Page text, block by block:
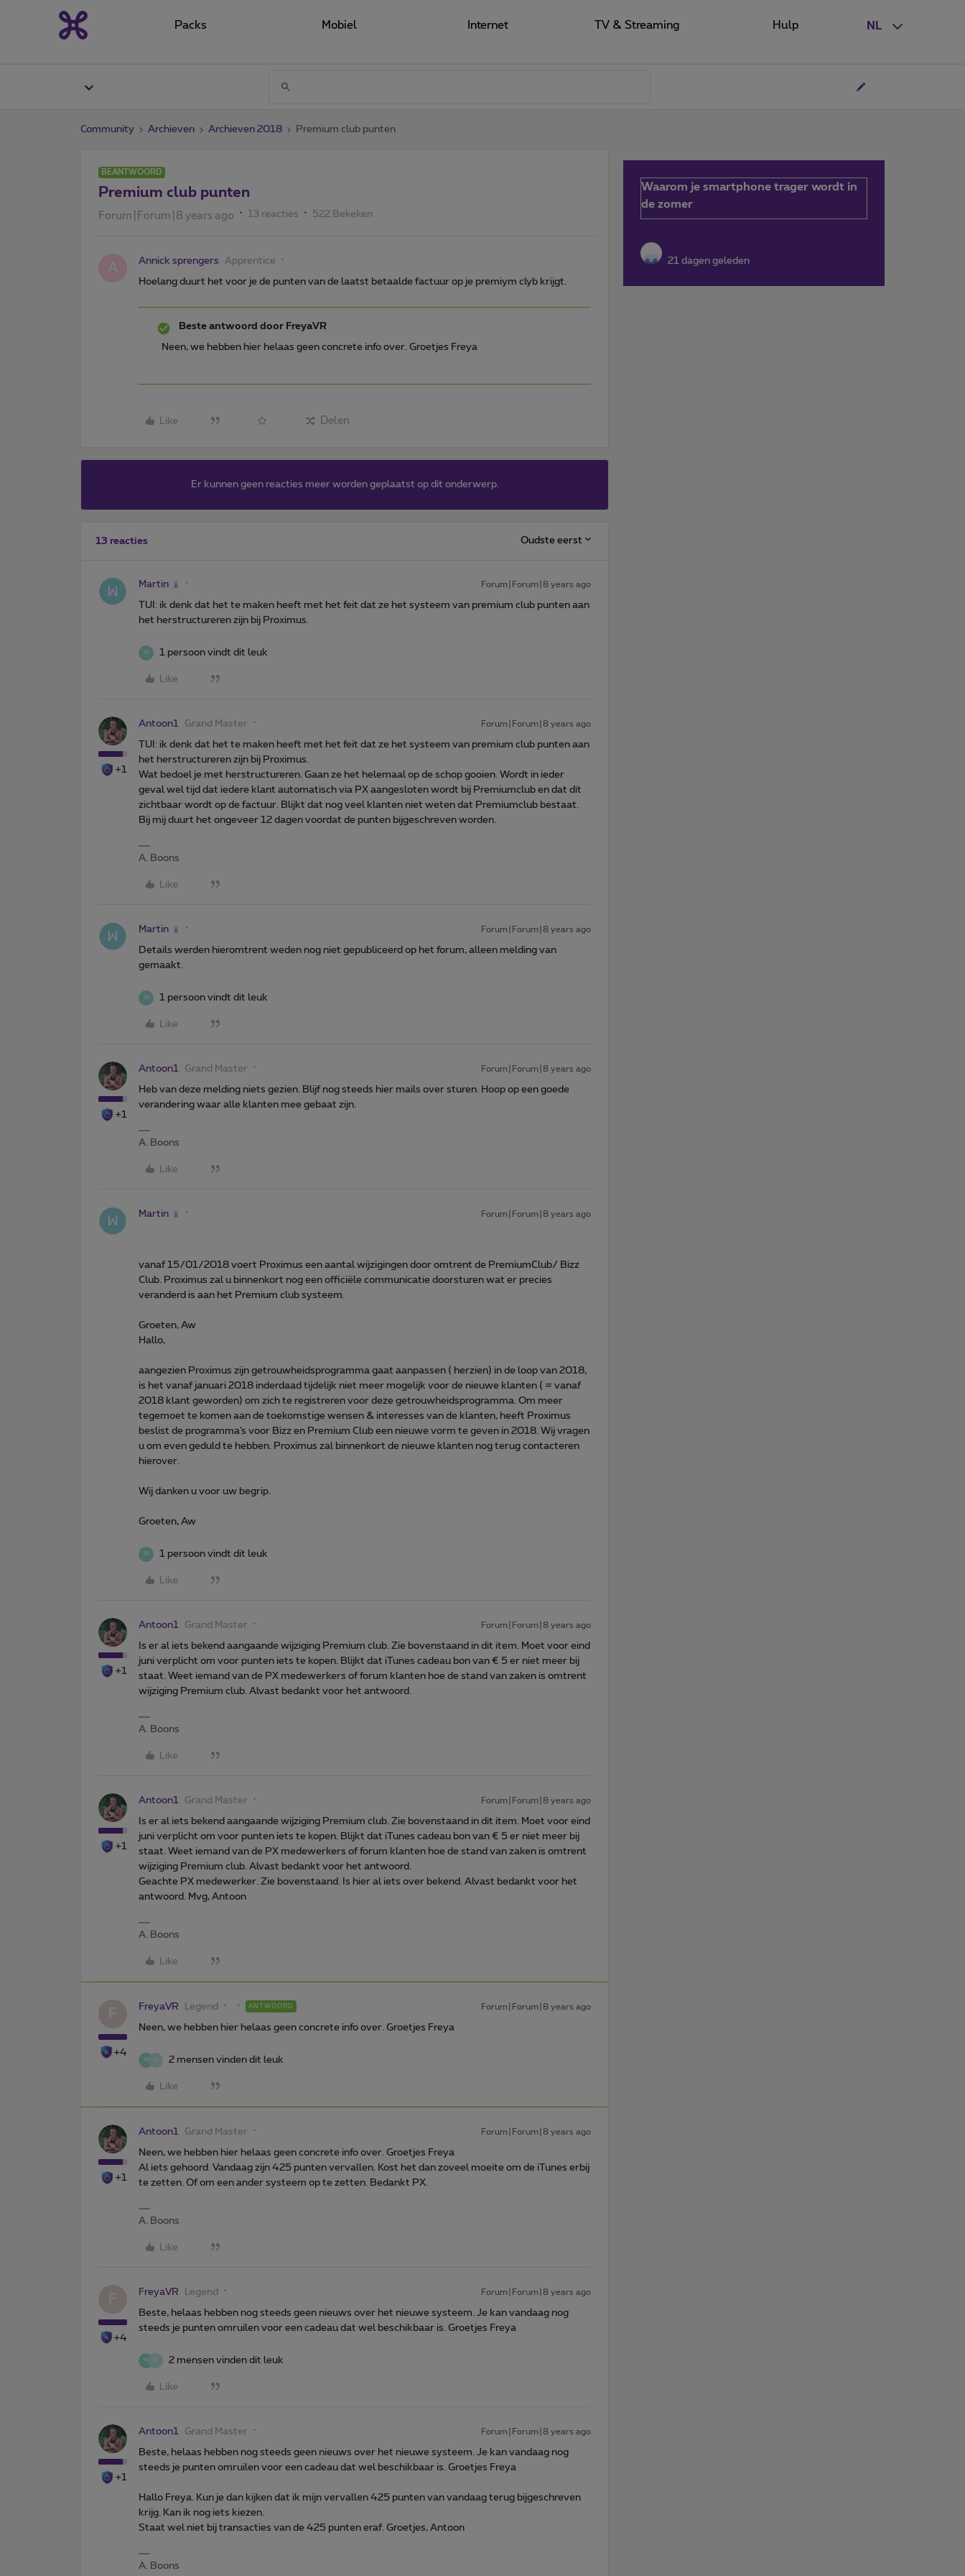
NL
Packs Mobiel Internet TV & Streaming Hulp
Community Archieven Archieven 2018 Premium club punten
BEANTWOORD
Premium club punten
Forum|Forum|8 years ago 13 reacties 522 Bekeken
A Annick sprengers Apprentice
Hoelang duurt het voor je de punten van de laatst betaalde factuur op je premiym clyb krijgt.
Beste antwoord door FreyaVR
Neen, we hebben hier helaas geen concrete info over. Groetjes Freya
Like Delen
Er kunnen geen reacties meer worden geplaatst op dit onderwerp.
13 reacties Oudste eerst
Martin Forum|Forum|8 years ago
TUI: ik denk dat het te maken heeft met het feit dat ze het systeem van premium club punten aan
het herstructureren zijn bij Proximus.
W 1 persoon vindt dit leuk
Like
+1
Antoon1 Grand Master Forum|Forum|8 years ago
TUI: ik denk dat het te maken heeft met het feit dat ze het systeem van premium club punten aan
het herstructureren zijn bij Proximus.
Wat bedoel je met herstructureren. Gaan ze het helemaal op de schop gooien. Wordt in ieder
geval wel tijd dat iedere klant automatisch via PX aangesloten wordt bij Premiumclub en dat dit
zichtbaar wordt op de factuur. Blijkt dat nog veel klanten niet weten dat Premiumclub bestaat.
Bij mij duurt het ongeveer 12 dagen voordat de punten bijgeschreven worden.
A. Boons
Like
Martin Forum|Forum|8 years ago
Details werden hieromtrent weden nog niet gepubliceerd op het forum, alleen melding van
gemaakt.
W 1 persoon vindt dit leuk
Like
+1
Antoon1 Grand Master Forum|Forum|8 years ago
Heb van deze melding niets gezien. Blijf nog steeds hier mails over sturen. Hoop op een goede
verandering waar alle klanten mee gebaat zijn.
A. Boons
Like
Martin Forum|Forum|8 years ago
vanaf 15/01/2018 voert Proximus een aantal wijzigingen door omtrent de PremiumClub/ Bizz
Club. Proximus zal u binnenkort nog een officiële communicatie doorsturen wat er precies
veranderd is aan het Premium club systeem.
Groeten, Aw
Hallo,
aangezien Proximus zijn getrouwheidsprogramma gaat aanpassen ( herzien) in de loop van 2018,
is het vanaf januari 2018 inderdaad tijdelijk niet meer mogelijk voor de nieuwe klanten ( = vanaf
2018 klant geworden) om zich te registreren voor deze getrouwheidsprogramma. Om meer
tegemoet te komen aan de toekomstige wensen & interesses van de klanten, heeft Proximus
beslist de programma’s voor Bizz en Premium Club een nieuwe vorm te geven in 2018. Wij vragen
u om even geduld te hebben. Proximus zal binnenkort de nieuwe klanten nog terug contacteren
hierover.
Wij danken u voor uw begrip.
Groeten, Aw
W 1 persoon vindt dit leuk
Like
+1
Antoon1 Grand Master Forum|Forum|8 years ago
Is er al iets bekend aangaande wijziging Premium club. Zie bovenstaand in dit item. Moet voor eind
juni verplicht om voor punten iets te kopen. Blijkt dat iTunes cadeau bon van € 5 er niet meer bij
staat. Weet iemand van de PX medewerkers of forum klanten hoe de stand van zaken is omtrent
wijziging Premium club. Alvast bedankt voor het antwoord.
A. Boons
Like
+1
Antoon1 Grand Master Forum|Forum|8 years ago
Is er al iets bekend aangaande wijziging Premium club. Zie bovenstaand in dit item. Moet voor eind
juni verplicht om voor punten iets te kopen. Blijkt dat iTunes cadeau bon van € 5 er niet meer bij
staat. Weet iemand van de PX medewerkers of forum klanten hoe de stand van zaken is omtrent
wijziging Premium club. Alvast bedankt voor het antwoord.
Geachte PX medewerker. Zie bovenstaand. Is hier al iets over bekend. Alvast bedankt voor het
antwoord. Mvg, Antoon
A. Boons
Like
F
+4
FreyaVR Legend ANTWOORD Forum|Forum|8 years ago
Neen, we hebben hier helaas geen concrete info over. Groetjes Freya
W O 2 mensen vinden dit leuk
Like
+1
Antoon1 Grand Master Forum|Forum|8 years ago
Neen, we hebben hier helaas geen concrete info over. Groetjes Freya
Al iets gehoord. Vandaag zijn 425 punten vervallen. Kost het dan zoveel moeite om de iTunes erbij
te zetten. Of om een ander systeem op te zetten. Bedankt PX.
A. Boons
Like
F
+4
FreyaVR Legend Forum|Forum|8 years ago
Beste, helaas hebben nog steeds geen nieuws over het nieuwe systeem. Je kan vandaag nog
steeds je punten omruilen voor een cadeau dat wel beschikbaar is. Groetjes Freya
W O 2 mensen vinden dit leuk
Like
+1
Antoon1 Grand Master Forum|Forum|8 years ago
Beste, helaas hebben nog steeds geen nieuws over het nieuwe systeem. Je kan vandaag nog
steeds je punten omruilen voor een cadeau dat wel beschikbaar is. Groetjes Freya
Hallo Freya. Kun je dan kijken dat ik mijn vervallen 425 punten van vandaag terug bijgeschreven
krijg. Kan ik nog iets kiezen.
Staat wel niet bij transacties van de 425 punten eraf. Groetjes, Antoon
A. Boons
Waarom je smartphone trager wordt in
de zomer
21 dagen geleden